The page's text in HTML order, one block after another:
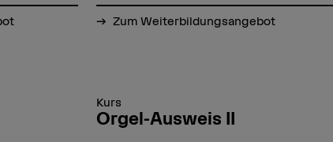
Zum Weiterbildungsangebot
Kurs
Orgel-Ausweis II